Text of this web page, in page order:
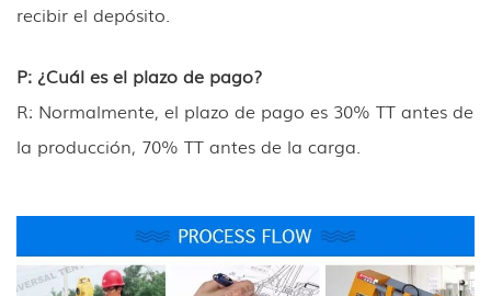
recibir el depósito.
P: ¿Cuál es el plazo de pago?
R: Normalmente, el plazo de pago es 30% TT antes de
la producción, 70% TT antes de la carga.